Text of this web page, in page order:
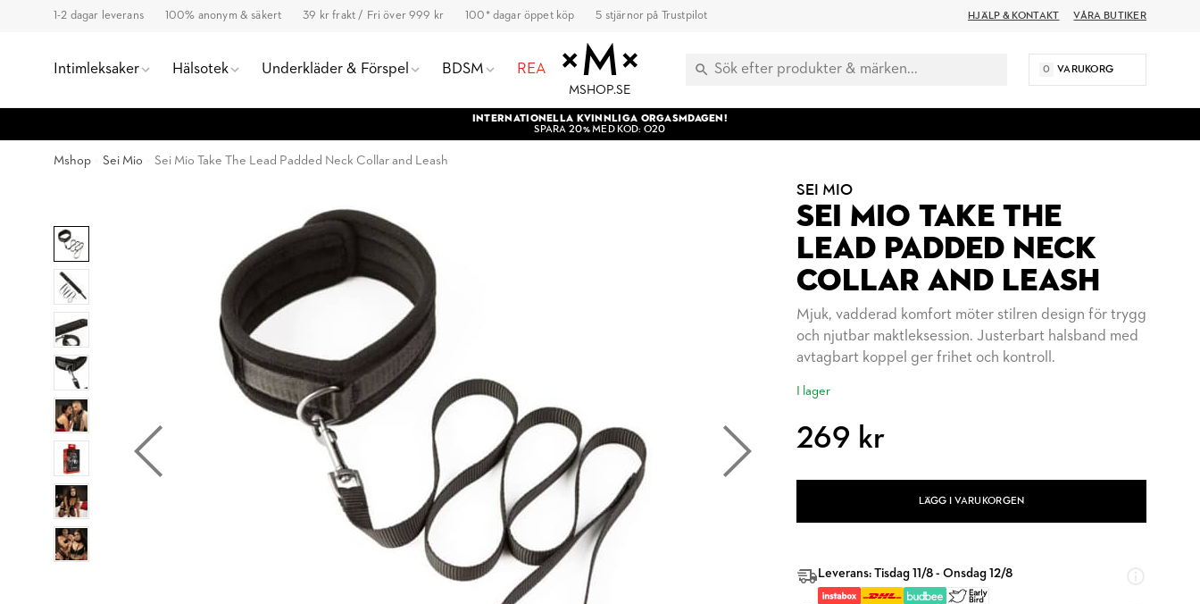
1-2 dagar leverans 100% anonym & säkert 39 kr frakt / Fri över 999 kr 100* dagar öppet köp 5 stjärnor på Trustpilot HJÄLP & KONTAKT VÅRA BUTIKER
Intimleksaker Hälsotek Underkläder & Förspel BDSM REA
MSHOP.SE
0 VARUKORG
INTERNATIONELLA KVINNLIGA ORGASMDAGEN!
SPARA 20% MED KOD: O20
Mshop Sei Mio Sei Mio Take The Lead Padded Neck Collar and Leash
SEI MIO
SEI MIO TAKE THE
LEAD PADDED NECK
COLLAR AND LEASH
Mjuk, vadderad komfort möter stilren design för trygg
och njutbar maktleksession. Justerbart halsband med
avtagbart koppel ger frihet och kontroll.
I lager
269 kr
LÄGG I VARUKORGEN
Leverans: Tisdag 11/8 - Onsdag 12/8